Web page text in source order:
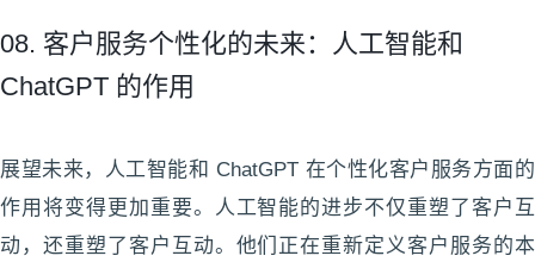
08. 客户服务个性化的未来：人工智能和
ChatGPT 的作用
展望未来，人工智能和 ChatGPT 在个性化客户服务方面的
作用将变得更加重要。人工智能的进步不仅重塑了客户互
动，还重塑了客户互动。他们正在重新定义客户服务的本